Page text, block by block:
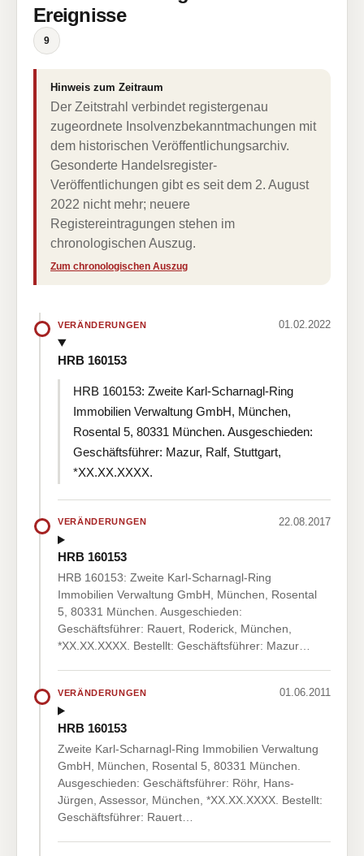
Ereignisse
9
Hinweis zum Zeitraum
Der Zeitstrahl verbindet registergenau
zugeordnete Insolvenzbekanntmachungen mit
dem historischen Veröffentlichungsarchiv.
Gesonderte Handelsregister-
Veröffentlichungen gibt es seit dem 2. August
2022 nicht mehr; neuere
Registereintragungen stehen im
chronologischen Auszug.
Zum chronologischen Auszug
VERÄNDERUNGEN 01.02.2022
HRB 160153
HRB 160153: Zweite Karl-Scharnagl-Ring
Immobilien Verwaltung GmbH, München,
Rosental 5, 80331 München. Ausgeschieden:
Geschäftsführer: Mazur, Ralf, Stuttgart,
*XX.XX.XXXX.
VERÄNDERUNGEN 22.08.2017
HRB 160153
HRB 160153: Zweite Karl-Scharnagl-Ring
Immobilien Verwaltung GmbH, München, Rosental
5, 80331 München. Ausgeschieden:
Geschäftsführer: Rauert, Roderick, München,
*XX.XX.XXXX. Bestellt: Geschäftsführer: Mazur…
VERÄNDERUNGEN 01.06.2011
HRB 160153
Zweite Karl-Scharnagl-Ring Immobilien Verwaltung
GmbH, München, Rosental 5, 80331 München.
Ausgeschieden: Geschäftsführer: Röhr, Hans-
Jürgen, Assessor, München, *XX.XX.XXXX. Bestellt:
Geschäftsführer: Rauert…